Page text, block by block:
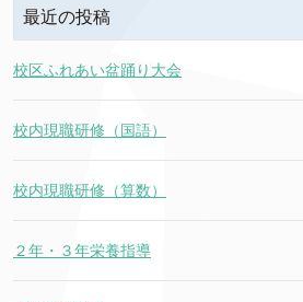
最近の投稿
校区ふれあい盆踊り大会
校内現職研修（国語）
校内現職研修（算数）
２年・３年栄養指導